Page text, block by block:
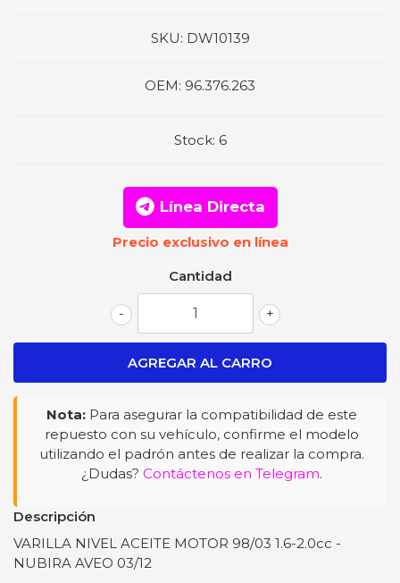
SKU: DW10139
OEM: 96.376.263
Stock: 6
Línea Directa
Precio exclusivo en línea
Cantidad
+
-
Nota: Para asegurar la compatibilidad de este
repuesto con su vehículo, confirme el modelo
utilizando el padrón antes de realizar la compra.
¿Dudas? Contáctenos en Telegram.
Descripción
VARILLA NIVEL ACEITE MOTOR 98/03 1.6-2.0cc -
NUBIRA AVEO 03/12